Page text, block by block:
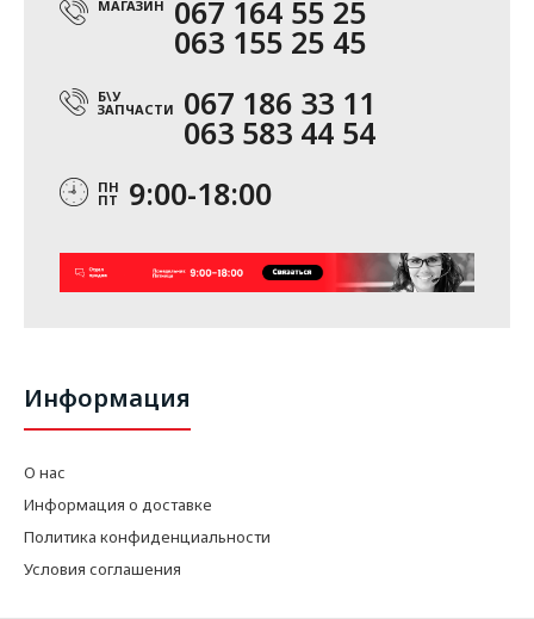
МАГАЗИН 067 164 55 25
063 155 25 45
Б\У
ЗАПЧАСТИ 067 186 33 11
063 583 44 54
ПН
ПТ 9:00-18:00
Информация
О нас
Информация о доставке
Политика конфиденциальности
Условия соглашения